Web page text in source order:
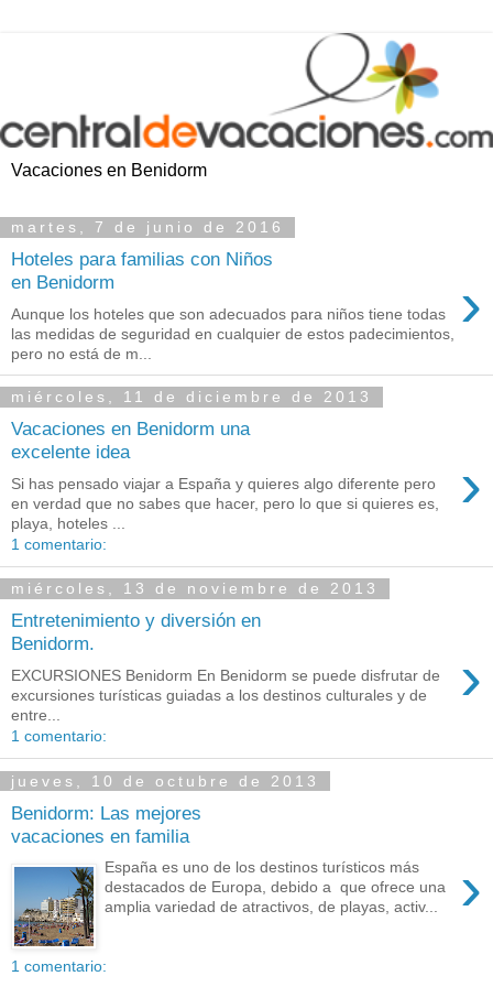
Vacaciones en Benidorm
martes, 7 de junio de 2016
Hoteles para familias con Niños
en Benidorm
›
Aunque los hoteles que son adecuados para niños tiene todas
las medidas de seguridad en cualquier de estos padecimientos,
pero no está de m...
miércoles, 11 de diciembre de 2013
Vacaciones en Benidorm una
excelente idea
›
Si has pensado viajar a España y quieres algo diferente pero
en verdad que no sabes que hacer, pero lo que si quieres es,
playa, hoteles ...
1 comentario:
miércoles, 13 de noviembre de 2013
Entretenimiento y diversión en
Benidorm.
›
EXCURSIONES Benidorm En Benidorm se puede disfrutar de
excursiones turísticas guiadas a los destinos culturales y de
entre...
1 comentario:
jueves, 10 de octubre de 2013
Benidorm: Las mejores
vacaciones en familia
›
España es uno de los destinos turísticos más
destacados de Europa, debido a que ofrece una
amplia variedad de atractivos, de playas, activ...
1 comentario: